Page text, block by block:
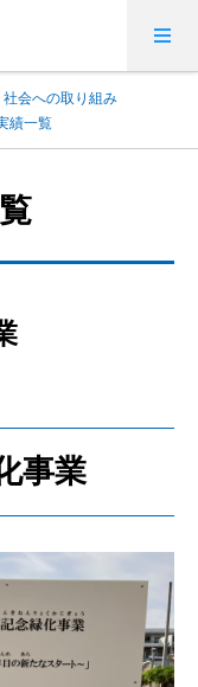
社会への取り組み
績一覧
事業